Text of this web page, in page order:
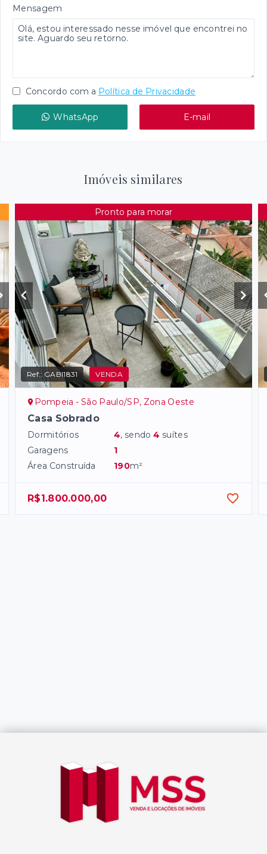
Mensagem
Concordo com a Política de Privacidade
WhatsApp E-mail
Imóveis similares
Pronto para morar
Ref.: GABI1831 VENDA
Pompeia - São Paulo/SP, Zona Oeste
Casa Sobrado
Dormitórios 4, sendo4 suítes
Garagens
1
Área Construída
190m²
R$1.800.000,00